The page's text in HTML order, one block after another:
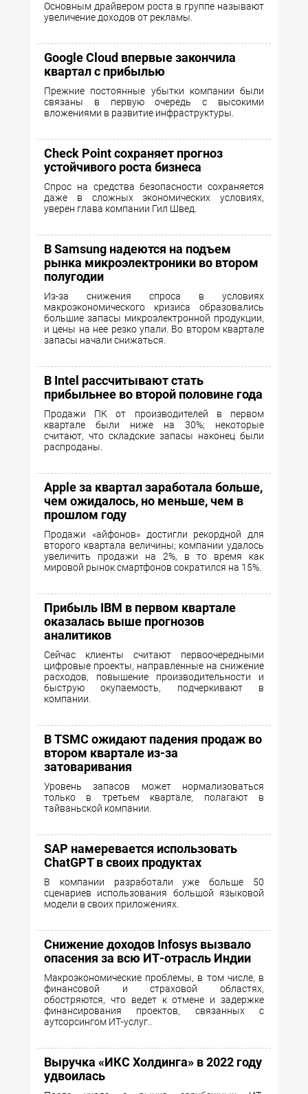
Основным драйвером роста в группе называют
увеличение доходов от рекламы.
Google Cloud впервые закончила
квартал с прибылью
Прежние постоянные убытки компании были
связаны в первую очередь с высокими
вложениями в развитие инфраструктуры.
Check Point сохраняет прогноз
устойчивого роста бизнеса
Спрос на средства безопасности сохраняется
даже в сложных экономических условиях,
уверен глава компании Гил Швед.
В Samsung надеются на подъем
рынка микроэлектроники во втором
полугодии
Из-за снижения спроса в условиях
макроэкономического кризиса образовались
большие запасы микроэлектронной продукции,
и цены на нее резко упали. Во втором квартале
запасы начали снижаться.
В Intel рассчитывают стать
прибыльнее во второй половине года
Продажи ПК от производителей в первом
квартале были ниже на 30%; некоторые
считают, что складские запасы наконец были
распроданы.
Apple за квартал заработала больше,
чем ожидалось, но меньше, чем в
прошлом году
Продажи «айфонов» достигли рекордной для
второго квартала величины; компании удалось
увеличить продажи на 2%, в то время как
мировой рынок смартфонов сократился на 15%.
Прибыль IBM в первом квартале
оказалась выше прогнозов
аналитиков
Cейчас клиенты считают первоочередными
цифровые проекты, направленные на снижение
расходов, повышение производительности и
быструю окупаемость, подчеркивают в
компании.
В TSMC ожидают падения продаж во
втором квартале из-за
затоваривания
Уровень запасов может нормализоваться
только в третьем квартале, полагают в
тайваньской компании.
SAP намеревается использовать
ChatGPT в своих продуктах
В компании разработали уже больше 50
сценариев использования большой языковой
модели в своих приложениях.
Снижение доходов Infosys вызвало
опасения за всю ИТ-отрасль Индии
Макроэкономические проблемы, в том числе, в
финансовой и страховой областях,
обостряются, что ведет к отмене и задержке
финансирования проектов, связанных с
аутсорсингом ИТ-услуг..
Выручка «ИКС Холдинга» в 2022 году
удвоилась